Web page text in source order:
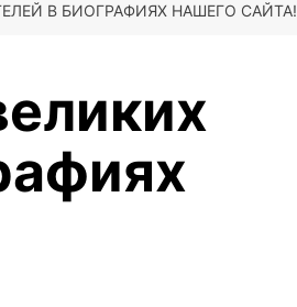
В БИОГРАФИЯХ НАШЕГО САЙТА!